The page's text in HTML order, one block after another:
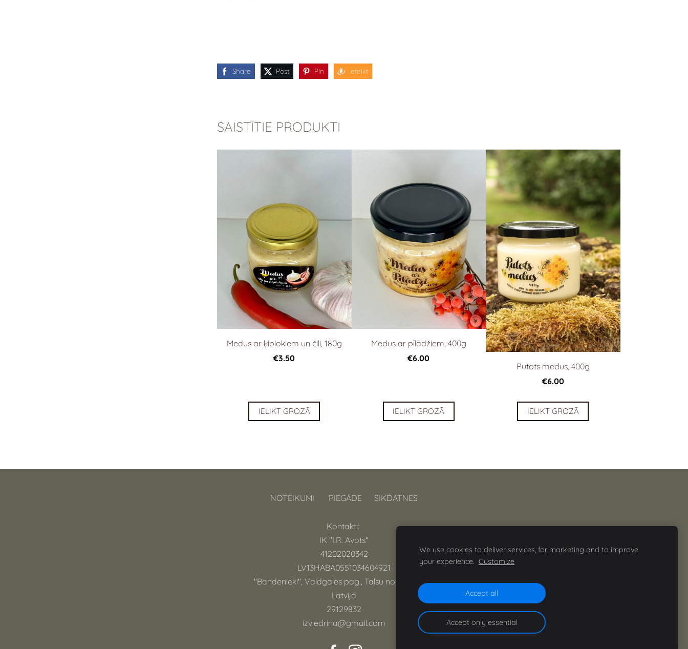
Share Post Pin Ieteikt
SAISTĪTIE PRODUKTI
Medus ar ķiplokiem un čili, 180g
€3.50
IELIKT GROZĀ
Medus ar pīlādžiem, 400g
€6.00
IELIKT GROZĀ
Putots medus, 400g
€6.00
IELIKT GROZĀ
NOTEIKUMI PIEGĀDE SĪKDATNES
Kontakti:
IK "I.R. Avots"
41202020342
LV13HABA0551034604921
"Bandenieki", Valdgales pag., Talsu nov., LV-3253
Latvija
29129832
izviedrina@gmail.com
We use cookies to deliver services, for marketing and to improve
your experience. Customize
Accept all
Accept only essential